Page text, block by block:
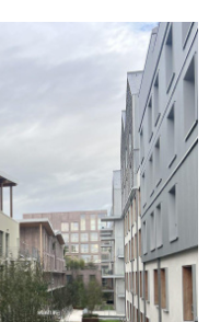
LED, fibre optique,
et prêts à cloisonner
en PVC pour les lots
intégrées Éclairages
et arrivée téléphonique
(WC suspendus,
Parties communes
aux normes PMR 8
paysagers. Parkings en
avec accès par portail
Certains lots bénéficient
surfaces
de 500 m² (étage